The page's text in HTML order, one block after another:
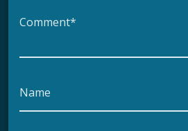
Comment*
Name